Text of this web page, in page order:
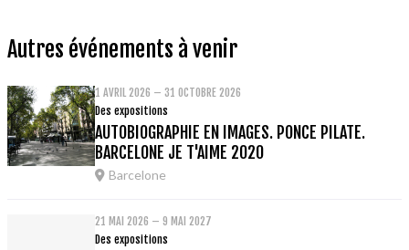
Autres événements à venir
1 AVRIL 2026 – 31 OCTOBRE 2026
Des expositions
AUTOBIOGRAPHIE EN IMAGES. PONCE PILATE.
BARCELONE JE T'AIME 2020
Barcelone
21 MAI 2026 – 9 MAI 2027
Des expositions